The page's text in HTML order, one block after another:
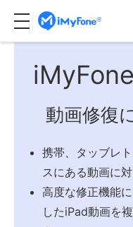
iMyFone
動画修復
携帯、タッブレ
スにある動画に
高度な修正機能
したiPad動画を